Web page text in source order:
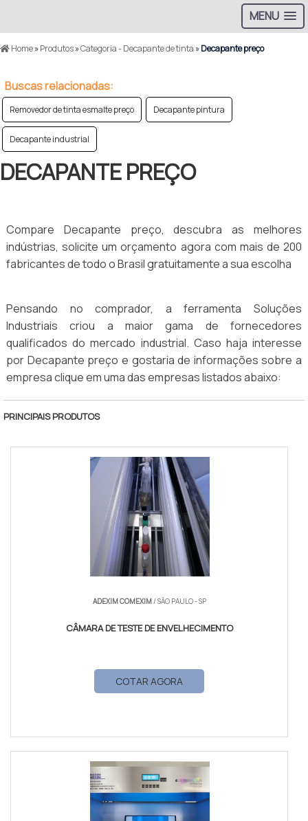
MENU
Home»Produtos»Categoria - Decapante de tinta »Decapante preço
Buscas relacionadas:
Removedor de tinta esmalte preço Decapante pintura
Decapante industrial
DECAPANTE PREÇO
Compare Decapante preço, descubra as melhores
indústrias, solicite um orçamento agora com mais de 200
fabricantes de todo o Brasil gratuitamente a sua escolha
Pensando no comprador, a ferramenta Soluções
Industriais criou a maior gama de fornecedores
qualificados do mercado industrial. Caso haja interesse
por Decapante preço e gostaria de informações sobre a
empresa clique em uma das empresas listados abaixo:
PRINCIPAIS PRODUTOS
ADEXIM COMEXIM/ SÃO PAULO - SP
CÂMARA DE TESTE DE ENVELHECIMENTO
COTAR AGORA